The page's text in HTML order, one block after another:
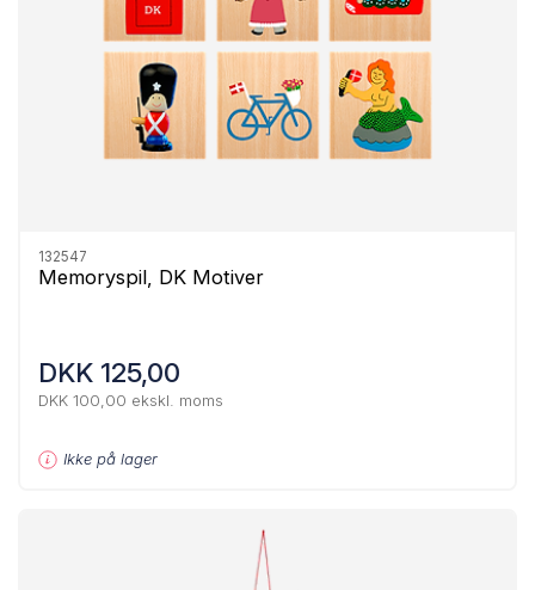
132547
Memoryspil, DK Motiver
DKK 125,00
DKK 100,00 ekskl. moms
Ikke på lager